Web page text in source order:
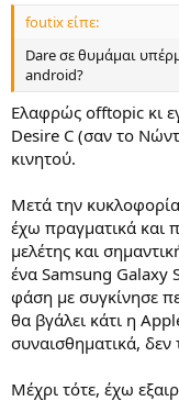
foutix είπε:
Dare σε θυμάμαι
android?
Ελαφρώς offtopic κι
Desire C (σαν το
κινητού.
Μετά την κυκλοφορία
έχω πραγματικά και
μελέτης και
ένα Samsung Galaxy
φάση με συγκίνησε
θα βγάλει κάτι η
συναισθηματικά,
Μέχρι τότε, έχω